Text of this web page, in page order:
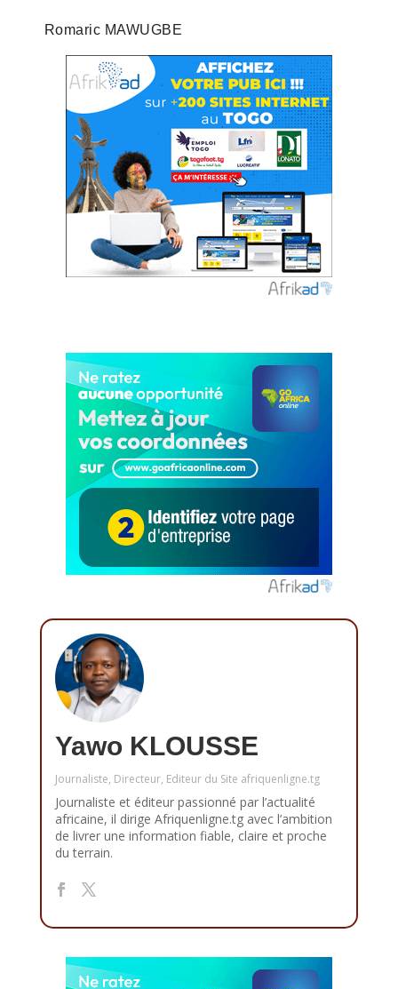
Romaric MAWUGBE
Yawo KLOUSSE
Journaliste, Directeur, Editeur du Site afriquenligne.tg
Journaliste et éditeur passionné par l’actualité
africaine, il dirige Afriquenligne.tg avec l’ambition
de livrer une information fiable, claire et proche
du terrain.